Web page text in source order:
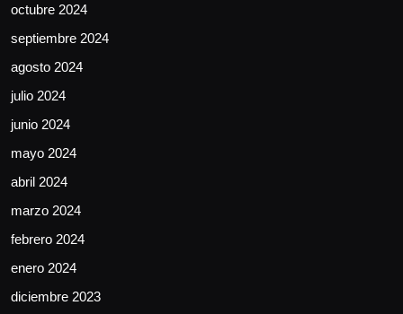
octubre 2024
septiembre 2024
agosto 2024
julio 2024
junio 2024
mayo 2024
abril 2024
marzo 2024
febrero 2024
enero 2024
diciembre 2023